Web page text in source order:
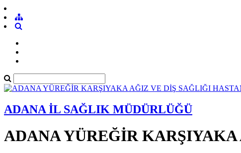
ADANA İL SAĞLIK MÜDÜRLÜĞÜ
ADANA YÜREĞİR